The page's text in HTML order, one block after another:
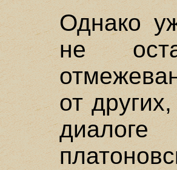
Однако
не
от
диалоге